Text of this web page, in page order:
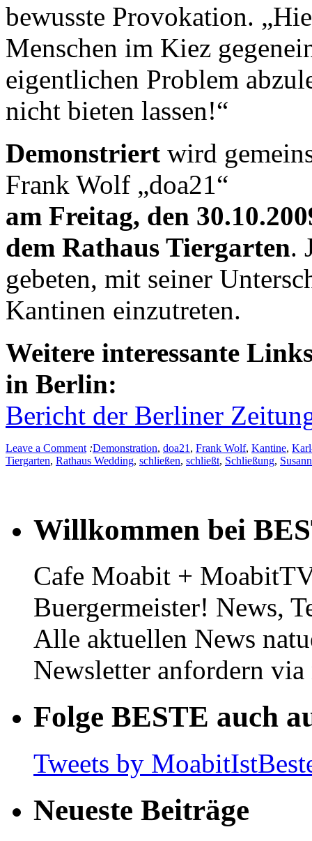
bewusste Provokation.
Menschen im Kiez
eigentlichen Problem
nicht bieten lassen!“
Demonstriert wird
Frank Wolf „doa21“
am Freitag, den
dem Rathaus Tiergarten.
gebeten, mit seiner
Kantinen einzutreten.
Weitere interessante
in Berlin:
Bericht der Berliner
Leave a Comment :Demonstration, doa21 , Frank Wolf, Kantine,
Tiergarten, Rathaus Wedding, schließen, schließt, Schließung,
Willkommen bei
Cafe Moabit +
Buergermeister! News,
Alle aktuellen News
Newsletter anfordern
Folge BESTE auch
Tweets by
Neueste Beiträge